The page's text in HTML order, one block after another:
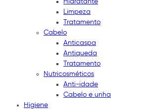
Hidratante
Limpeza
Tratamento
Cabelo
Anticaspa
Antiqueda
Tratamento
Nutricosméticos
Anti-idade
Cabelo e unha
Higiene